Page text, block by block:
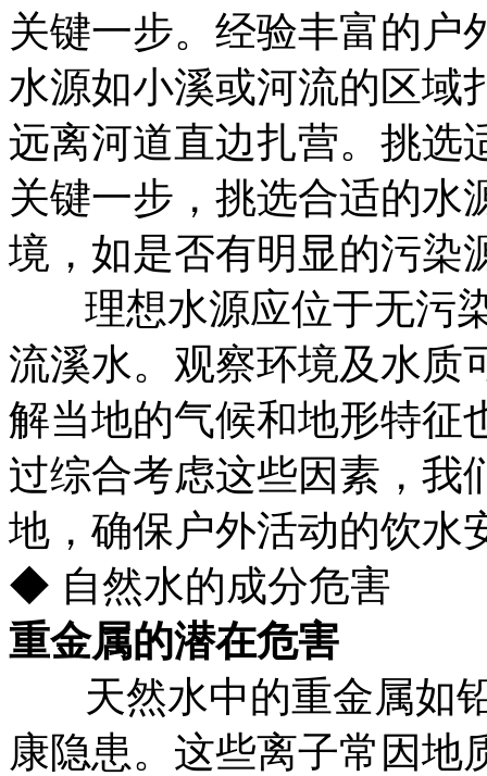
关键一步。经验丰富的户
水源如小溪或河流的区域
远离河道直边扎营。挑选
关键一步，挑选合适的水
境，如是否有明显的污染
理想水源应位于无污
流溪水。观察环境及水质
解当地的气候和地形特征
过综合考虑这些因素，我
地，确保户外活动的饮水
◆ 自然水的成分危害
重金属的潜在危害
天然水中的重金属如
康隐患。这些离子常因地